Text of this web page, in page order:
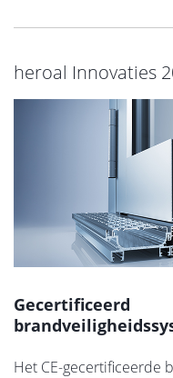
heroal Innovaties
Gecertificeerd
Het CE-gecertificeerde